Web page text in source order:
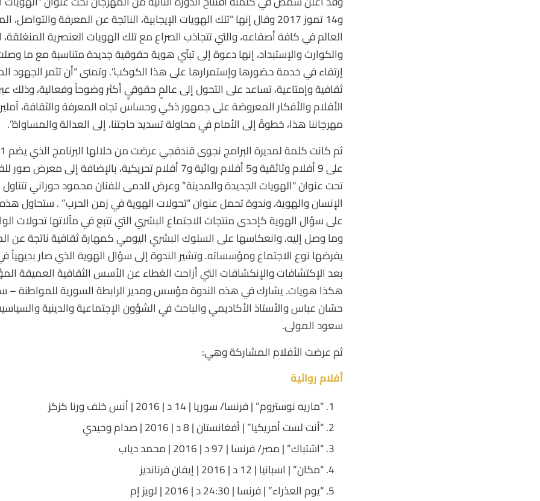
و14 تموز 2017 وقال إنها “تلك الهويات الإيجابية، الناتجة عن المعرفة
العالم في كافة أصقاعه، والتي تتجاذب الصراع مع تلك الهويات العنصرية المنغلقة،
والكوارث والإستبداد، إنها دعوة إلى تبنّي هوية حقوقية جديدة متناسبة مع ما
إرتقاء في خدمة حضورها وإستمرارها على هذا الكوكب”. وتمنى “أن تثمر الجهود
ثقافية وإمتاعية، تساعد على التحول إلى عالمٍ حقوقيٍ أكثر وضوحاً وفعالية، وذلك
الأفلام والأفكار المعروضة على جمهور ذكي وحساس تجاه المعرفة والثقافة،
مهرجاننا هذا، خطوةً إلى الأمام في محاولة تسديد حاجتنا، إلى العدالة والمساواة”.
على 9 أفلام وثائقية و5 أفلام روائية و7 أفلام تحريكية، بالإضافة
تحت عنوان “الهويات الجديدة والمدينة” وعرض للدمى للفنان محمود حوراني
الإنسان والهوية، وندوة تحمل عنوان “تحولات الهوية في زمن الحرب” . ستحاول
على سؤال الهوية كإحدى منتجات الاجتماع البشري التي تتبع في مآلاتها تحولات
وما وصل إليه، وانعكاسها على السلوك البشري اليومي كمهارة ثقافية ناتجة عن
يفرضها نوع الاجتماع ومؤسساته. وتشير الندوة إلى سؤال الهوية الذي صار بديهياً
بعد الإكتشافات والإنكشافات التي أزاحت الغطاء عن الأسس الثقافية العميقة
هكذا هويات. يشارك في هذه الندوة مؤسس ومدير الرابطة السورية للمواطنة –
حسّان عباس والأستاذ الأكاديمي والباحث في الشؤون الإجتماعية والدينية
سعود المولى.
ثم عرضت الأفلام المشاركة وهي:
أفلام روائية
“ماريه نوستروم” | فرنسا/ سوريا | 14 د | 2016 | أنس خلف ورنا كزكز
“أنت لست أمريكيا” | أفغانستان | 8 د | 2016 | صدام وحيدي
“اشتباك” | مصر/ فرنسا | 97 د | 2016 | محمد دياب
“مكان” | اسبانيا | 12 د | 2016 | إيفان فرنانديز
“يوم العذراء” | فرنسا | 24:30 د | 2016 | لويز إم